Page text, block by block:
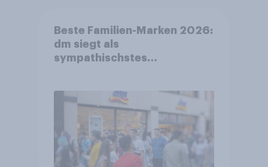
Beste Familien-Marken 2026:
dm siegt als
sympathischstes